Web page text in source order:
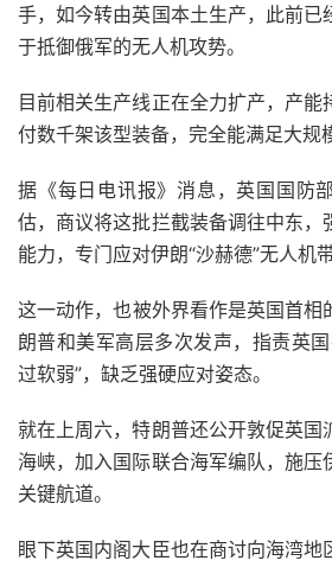
手，如今转由英国本土生产，此前已
于抵御俄军的无人机攻势。
目前相关生产线正在全力扩产，产能
付数千架该型装备，完全能满足大规
据《每日电讯报》消息，英国国防
估，商议将这批拦截装备调往中东，
能力，专门应对伊朗“沙赫德”无人机
这一动作，也被外界看作是英国首
朗普和美军高层多次发声，指责英
过软弱”，缺乏强硬应对姿态。
就在上周六，特朗普还公开敦促英国
海峡，加入国际联合海军编队，施压
关键航道。
眼下英国内阁大臣也在商讨向海湾地